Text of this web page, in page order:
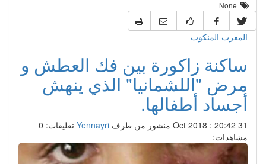
المغرب المنكوب
ساكنة زاكورة بين فك العطش و
مرض "اللشمانيا" الذي ينهش
أجساد أطفالها.
31 Oct 2018 : 20:42 منشور من طرف Yennayri تعليقات: 0
مشاهدات: